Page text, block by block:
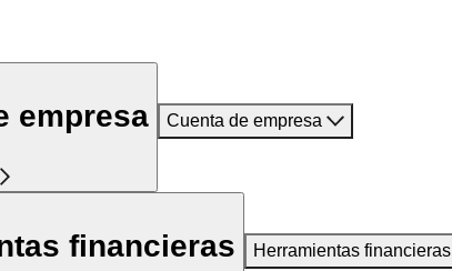
empresa Cuenta de empresa
financieras Herramientas financieras